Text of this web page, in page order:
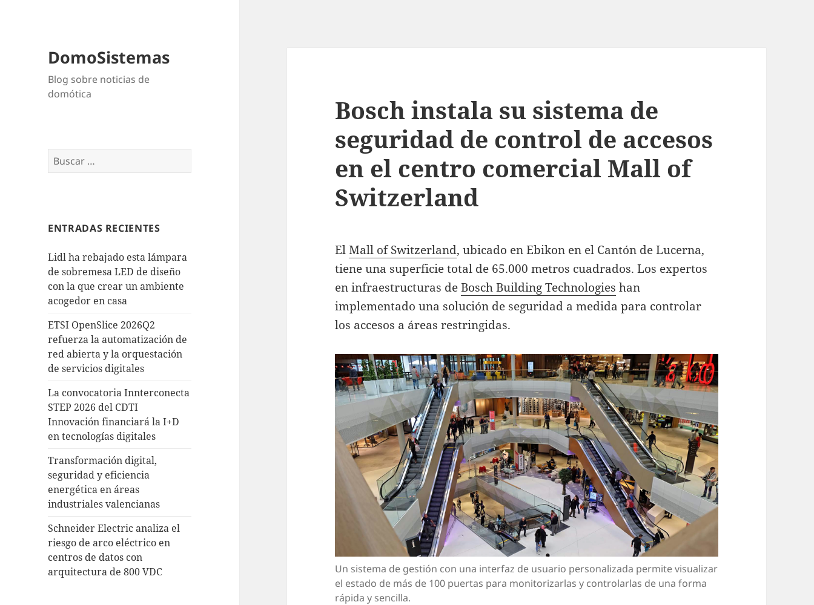
DomoSistemas
Blog sobre noticias de
domótica
Buscar:
ENTRADAS RECIENTES
Lidl ha rebajado esta lámpara
de sobremesa LED de diseño
con la que crear un ambiente
acogedor en casa
ETSI OpenSlice 2026Q2
refuerza la automatización de
red abierta y la orquestación
de servicios digitales
La convocatoria Innterconecta
STEP 2026 del CDTI
Innovación financiará la I+D
en tecnologías digitales
Transformación digital,
seguridad y eficiencia
energética en áreas
industriales valencianas
Schneider Electric analiza el
riesgo de arco eléctrico en
centros de datos con
arquitectura de 800 VDC
Bosch instala su sistema de
seguridad de control de accesos
en el centro comercial Mall of
Switzerland
ElMall of Switzerland, ubicado en Ebikon en el Cantón de Lucerna,
tiene una superficie total de 65.000 metros cuadrados. Los expertos
en infraestructuras deBosch Building Technologies han
implementado una solución de seguridad a medida para controlar
los accesos a áreas restringidas.
Un sistema de gestión con una interfaz de usuario personalizada permite visualizar
el estado de más de 100 puertas para monitorizarlas y controlarlas de una forma
rápida y sencilla.